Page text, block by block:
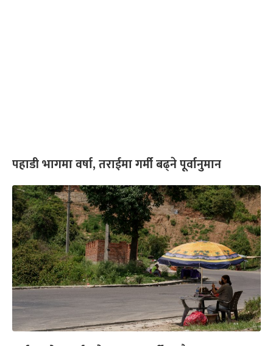
पहाडी भागमा वर्षा, तराईमा गर्मी बढ्ने पूर्वानुमान